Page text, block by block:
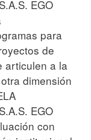
EGO
para
de
articulen a la
dimensión
EGO
con